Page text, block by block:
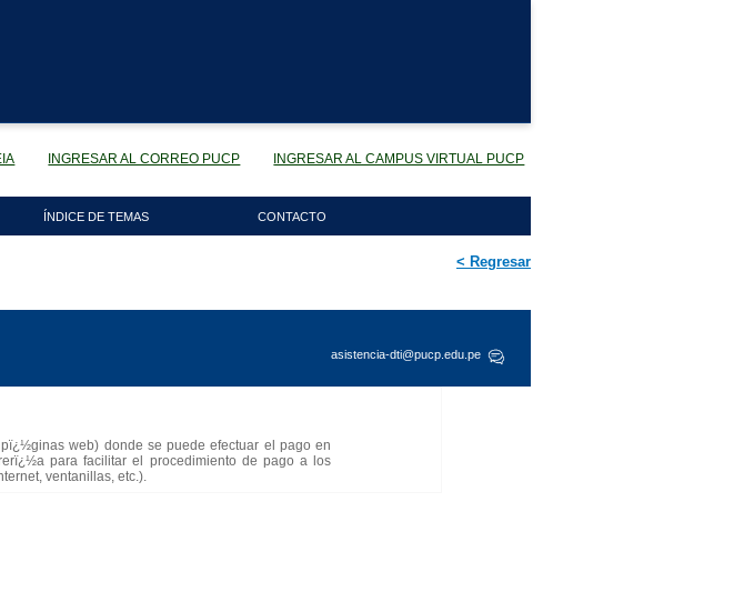
INGRESAR AL CORREO PUCP INGRESAR AL CAMPUS VIRTUAL PUCP
ÍNDICE DE TEMAS CONTACTO
< Regresar
asistencia-dti@pucp.edu.pe
web) donde se puede efectuar el pago en
para facilitar el procedimiento de pago a los
ventanillas, etc.).